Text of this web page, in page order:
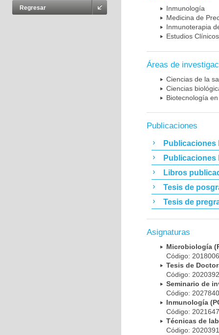
Regresar
Inmunología
Medicina de
Inmunoterapia
Estudios Clínicos
Áreas de
Ciencias de la
Ciencias
Biotecnología
Publicaciones
Publicaciones
Publicaciones
Libros
Tesis de
Tesis de
Asignaturas
Microbiología
Código:
Tesis de
Código:
Seminario de
Código:
Inmunología
Código:
Técnicas de
Código: